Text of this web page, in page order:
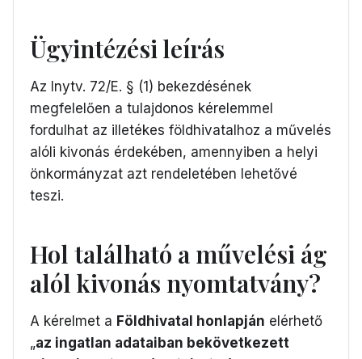
Ügyintézési leírás
Az Inytv. 72/E. § (1) bekezdésének
megfelelően a tulajdonos kérelemmel
fordulhat az illetékes földhivatalhoz a művelés
alóli kivonás érdekében, amennyiben a helyi
önkormányzat azt rendeletében lehetővé
teszi.
Hol található a művelési ág
alól kivonás nyomtatvány?
A kérelmet a Földhivatal honlapján elérhető
„az ingatlan adataiban bekövetkezett